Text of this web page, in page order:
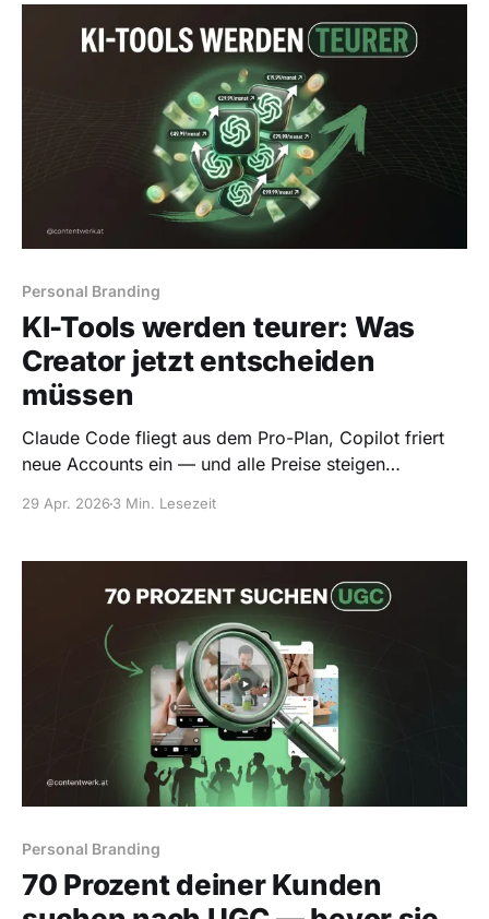
Personal Branding
KI-Tools werden teurer: Was
Creator jetzt entscheiden
müssen
Claude Code fliegt aus dem Pro-Plan, Copilot friert
neue Accounts ein — und alle Preise steigen
29 Apr. 20263 Min. Lesezeit
Personal Branding
70 Prozent deiner Kunden